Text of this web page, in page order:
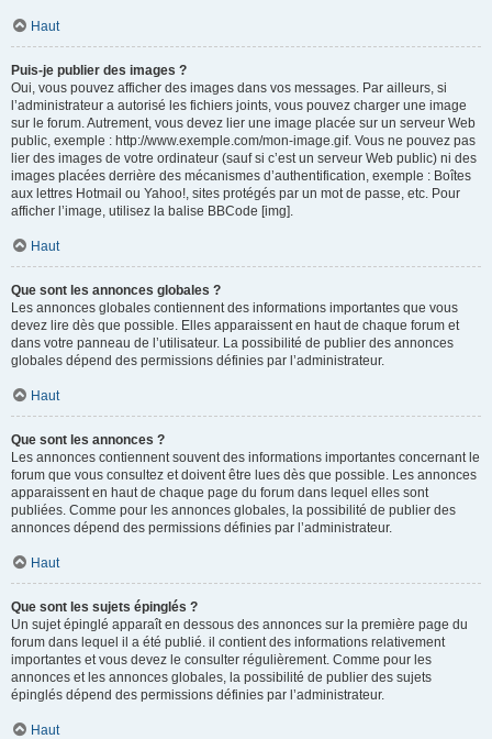
Haut
Puis-je publier des images ?
Oui, vous pouvez afficher des images dans vos messages. Par ailleurs, si
l’administrateur a autorisé les fichiers joints, vous pouvez charger une image
sur le forum. Autrement, vous devez lier une image placée sur un serveur Web
public, exemple : http://www.exemple.com/mon-image.gif. Vous ne pouvez pas
lier des images de votre ordinateur (sauf si c’est un serveur Web public) ni des
images placées derrière des mécanismes d’authentification, exemple : Boîtes
aux lettres Hotmail ou Yahoo!, sites protégés par un mot de passe, etc. Pour
afficher l’image, utilisez la balise BBCode [img].
Haut
Que sont les annonces globales ?
Les annonces globales contiennent des informations importantes que vous
devez lire dès que possible. Elles apparaissent en haut de chaque forum et
dans votre panneau de l’utilisateur. La possibilité de publier des annonces
globales dépend des permissions définies par l’administrateur.
Haut
Que sont les annonces ?
Les annonces contiennent souvent des informations importantes concernant le
forum que vous consultez et doivent être lues dès que possible. Les annonces
apparaissent en haut de chaque page du forum dans lequel elles sont
publiées. Comme pour les annonces globales, la possibilité de publier des
annonces dépend des permissions définies par l’administrateur.
Haut
Que sont les sujets épinglés ?
Un sujet épinglé apparaît en dessous des annonces sur la première page du
forum dans lequel il a été publié. il contient des informations relativement
importantes et vous devez le consulter régulièrement. Comme pour les
annonces et les annonces globales, la possibilité de publier des sujets
épinglés dépend des permissions définies par l’administrateur.
Haut